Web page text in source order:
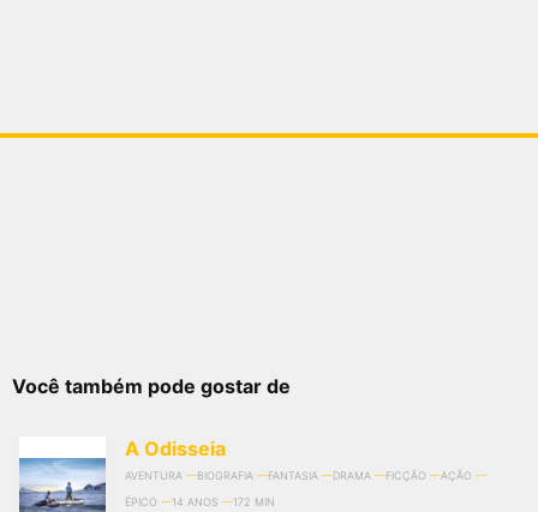
Você também pode gostar de
A Odisseia
AVENTURA BIOGRAFIA FANTASIA DRAMA FICÇÃO
AÇÃO
ÉPICO
14 ANOS 172 MIN